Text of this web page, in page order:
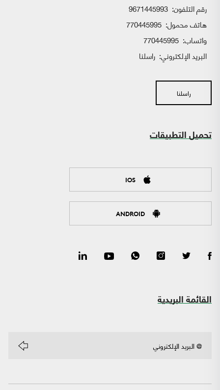
رقم التلفون: 9671445993
هاتف محمول: 770445995
واتساب:
البريد الإلكتروني: راسلنا
راسلنا
تحميل التطبيقات
IOS
ANDROID
القائمة البريدية